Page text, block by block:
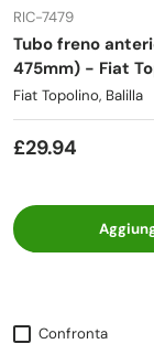
RIC-7479
Tubo freno
475mm) - Fiat
Fiat Topolino, Balilla
£29.94
Confronta